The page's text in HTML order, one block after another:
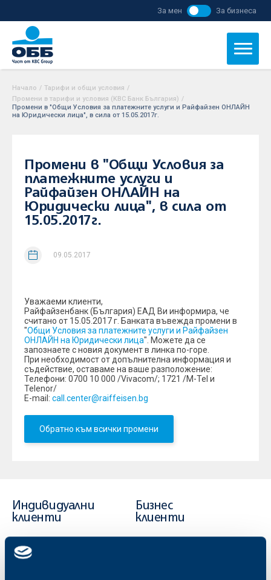
За мен За бизнеса
Начало / Тарифи и общи условия /
Промени в тарифи и условия (KBC Банк България) /
Промени в "Общи Условия за платежните услуги и Райфайзен ОНЛАЙН
на Юридически лица", в сила от 15.05.2017г.
Промени в "Общи Условия за
платежните услуги и
Райфайзен ОНЛАЙН на
Юридически лица", в сила от
15.05.2017г.
09.05.2017
Уважаеми клиенти,
Райфайзенбанк (България) ЕАД Ви информира, че
считано от 15.05.2017 г. Банката въвежда промени в
"Общи Условия за платежните услуги и Райфайзен
ОНЛАЙН на Юридически лица". Можете да се
запознаете с новия документ в линка по-горе.
При необходимост от допълнителна информация и
съдействие, оставаме на ваше разположение:
Телефони: 0700 10 000 /Vivacom/; 1721 /M-Tel и
Telenor/
Е-mail: call.center@raiffeisen.bg
Обратно към всички промени
Индивидуални
клиенти
Карти
Сметки и плащания
Бизнес
клиенти